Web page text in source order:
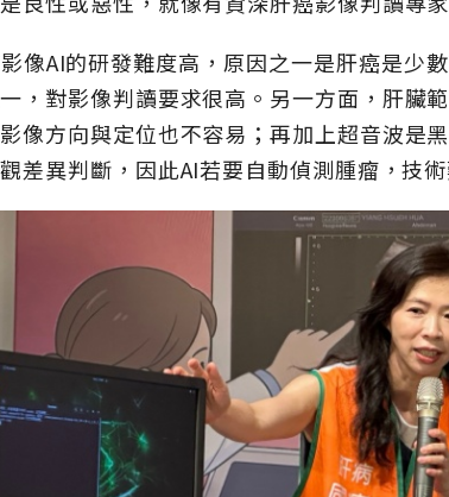
像AI的研發難度高，原因之一是肝癌是少
，對影像判讀要求很高。另一方面，肝臟
像方向與定位也不容易；再加上超音波是
差異判斷，因此AI若要自動偵測腫瘤，技